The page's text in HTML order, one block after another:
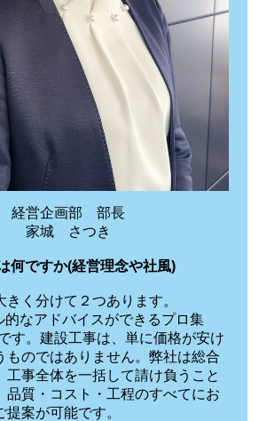
経営企画部 部長
家城 さつき
何ですか(経営理念や社風)
く分けて２つあります。
的なアドバイスができるプロ集
す。建設工事は、単に価格が安け
ものではありません。弊社は総合
工事全体を一括して請け負うこと
品質・コスト・工程のすべてにお
案が可能です。